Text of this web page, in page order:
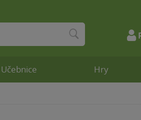
Učebnice Hry